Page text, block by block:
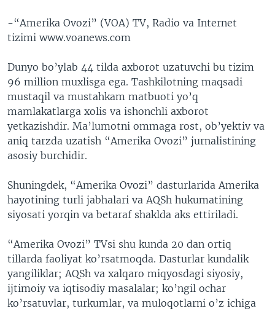
-“Amerika Ovozi” (VOA) TV, Radio va Internet
tizimi www.voanews.com
Dunyo bo’ylab 44 tilda axborot uzatuvchi bu tizim
96 million muxlisga ega. Tashkilotning maqsadi
mustaqil va mustahkam matbuoti yo’q
mamlakatlarga xolis va ishonchli axborot
yetkazishdir. Ma’lumotni ommaga rost, ob’yektiv va
aniq tarzda uzatish “Amerika Ovozi” jurnalistining
asosiy burchidir.
Shuningdek, “Amerika Ovozi” dasturlarida Amerika
hayotining turli jabhalari va AQSh hukumatining
siyosati yorqin va betaraf shaklda aks ettiriladi.
“Amerika Ovozi” TVsi shu kunda 20 dan ortiq
tillarda faoliyat ko’rsatmoqda. Dasturlar kundalik
yangiliklar; AQSh va xalqaro miqyosdagi siyosiy,
ijtimoiy va iqtisodiy masalalar; ko’ngil ochar
ko’rsatuvlar, turkumlar, va muloqotlarni o’z ichiga